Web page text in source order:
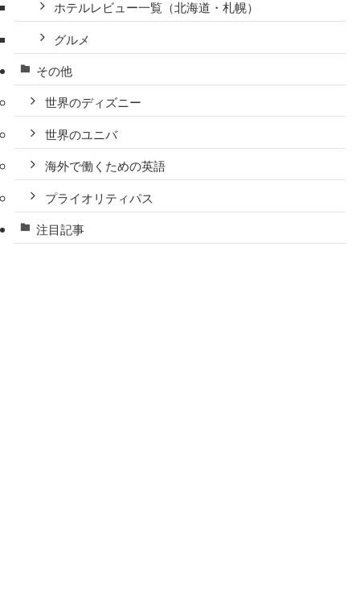
ホテルレビュー一覧（北海道・札幌）
グルメ
その他
世界のディズニー
世界のユニバ
海外で働くための英語
プライオリティパス
注目記事